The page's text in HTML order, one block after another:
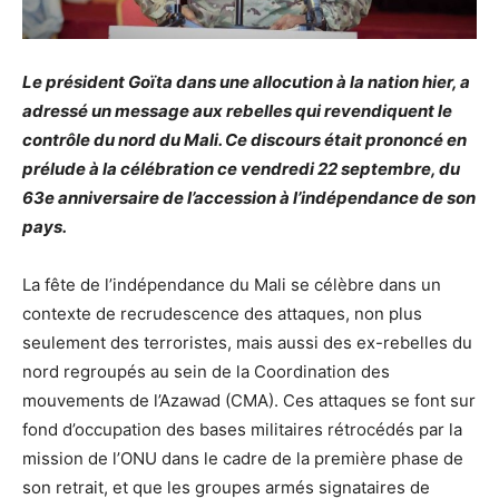
Le président Goïta dans une allocution à la nation hier, a
adressé un message aux rebelles qui revendiquent le
contrôle du nord du Mali. Ce discours était prononcé en
prélude à la célébration ce vendredi 22 septembre, du
63e anniversaire de l’accession à l’indépendance de son
pays.
La fête de l’indépendance du Mali se célèbre dans un
contexte de recrudescence des attaques, non plus
seulement des terroristes, mais aussi des ex-rebelles du
nord regroupés au sein de la Coordination des
mouvements de l’Azawad (CMA). Ces attaques se font sur
fond d’occupation des bases militaires rétrocédés par la
mission de l’ONU dans le cadre de la première phase de
son retrait, et que les groupes armés signataires de